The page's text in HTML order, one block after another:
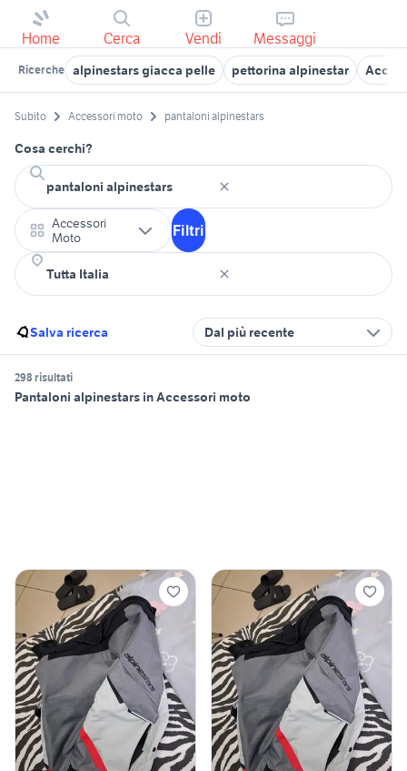
Home Cerca Vendi Messaggi
Ricerche alpinestars giacca pelle pettorina alpinestar
Subito Accessori moto pantaloni alpinestars
Cosa cerchi?
Accessori
Moto
Filtri
Salva ricerca Dal più recente
298 risultati
Pantaloni alpinestars in Accessori moto